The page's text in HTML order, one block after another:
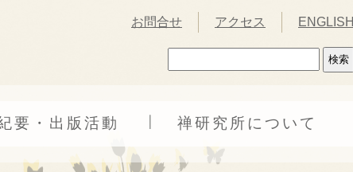
お問合せ アクセス ENGLISH
要・出版活動 禅研究所について